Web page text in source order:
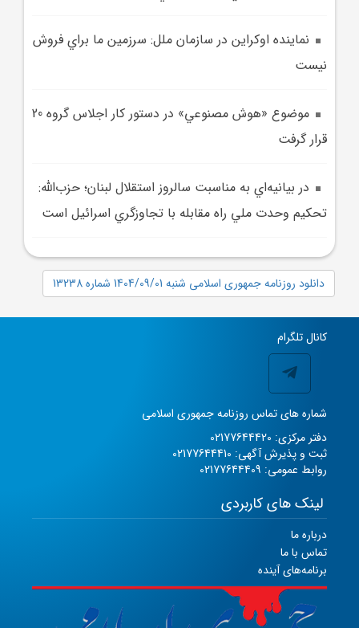
نماينده اوکراين در سازمان ملل: سرزمين ما براي فروش
نيست
موضوع «هوش‌ مصنوعي» در دستور کار اجلاس گروه 20
قرار گرفت
در بيانيه‌اي به مناسبت سالروز استقلال لبنان؛ حزب‌الله:
تحکيم وحدت ملي راه مقابله با تجاوزگري اسرائيل است
دانلود روزنامه جمهوری اسلامی شنبه 1404/09/01 شماره 13238
کانال تلگرام
شماره های تماس روزنامه جمهوری اسلامی
دفتر مرکزی: 02177644420
ثبت و پذیرش آگهی: 02177644410
روابط عمومی: 02177644409
لینک های کاربردی
درباره ما
تماس با ما
برنامه‌های آینده